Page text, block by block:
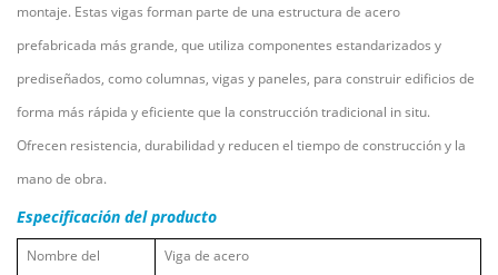
montaje. Estas vigas forman parte de una estructura de acero
prefabricada más grande, que utiliza componentes estandarizados y
prediseñados, como columnas, vigas y paneles, para construir edificios de
forma más rápida y eficiente que la construcción tradicional in situ.
Ofrecen resistencia, durabilidad y reducen el tiempo de construcción y la
mano de obra.
Especificación del producto
Nombre del Viga de acero